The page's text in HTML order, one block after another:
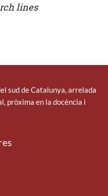
lines
sud de Catalunya, arrelada
pròxima en la docència i